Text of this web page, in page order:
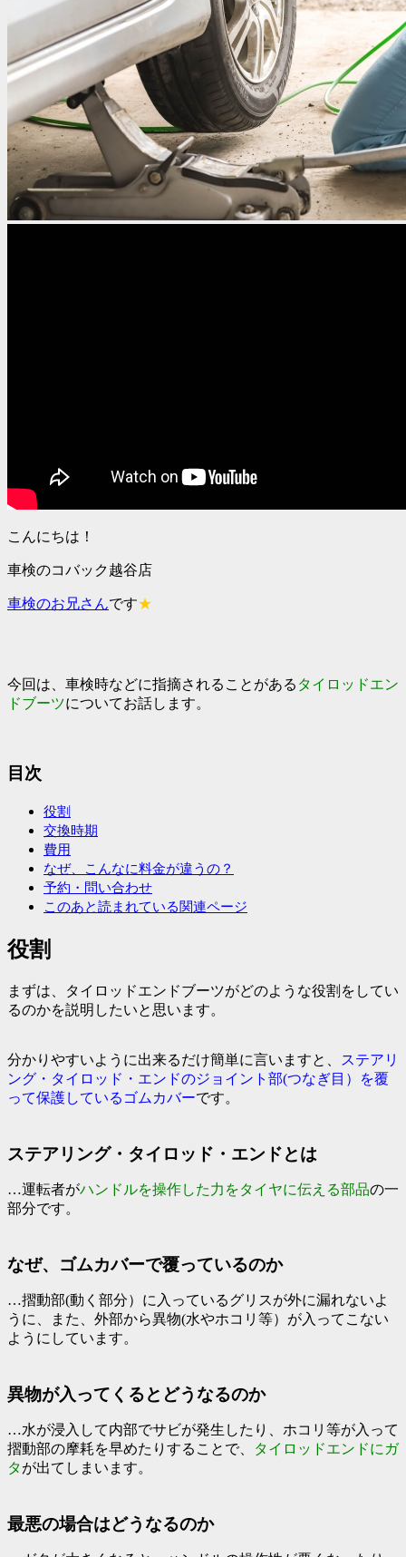
こんにちは！
車検のコバック越谷店
車検のお兄さんです★
今回は、車検時などに指摘されることがある タイロッドエン
ドブーツについてお話します。
目次
役割
交換時期
費用
なぜ、こんなに料金が違うの？
予約・問い合わせ
このあと読まれている関連ページ
役割
まずは、タイロッドエンドブーツがどのような役割をしてい
るのかを説明したいと思います。
分かりやすいように出来るだけ簡単に言いますと、
ステアリ
ング・タイロッド・エンドのジョイント部(つなぎ目）を覆
って保護しているゴムカバーです。
ステアリング・タイロッド・エンドとは
…運転者がハンドルを操作した力をタイヤに伝える部品の一
部分です。
なぜ、ゴムカバーで覆っているのか
…摺動部(動く部分）に入っているグリスが外に漏れないよ
うに、また、外部から異物(水やホコリ等）が入ってこない
ようにしています。
異物が入ってくるとどうなるのか
…水が浸入して内部でサビが発生したり、ホコリ等が入って
摺動部の摩耗を早めたりすることで、
タイロッドエンドにガ
タが出てしまいます。
最悪の場合はどうなるのか